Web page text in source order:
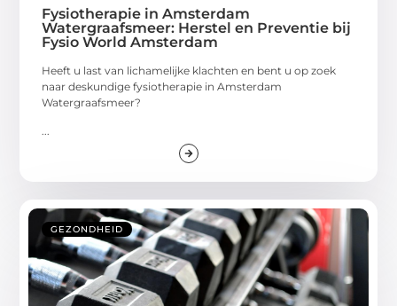
Fysiotherapie in Amsterdam
Watergraafsmeer: Herstel en Preventie bij
Fysio World Amsterdam
Heeft u last van lichamelijke klachten en bent u op zoek
naar deskundige fysiotherapie in Amsterdam
Watergraafsmeer?
GEZONDHEID